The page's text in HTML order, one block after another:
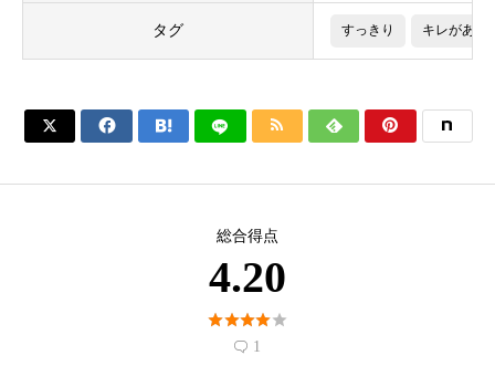
タグ すっきり キレがある
     
総合得点
4.20

 1